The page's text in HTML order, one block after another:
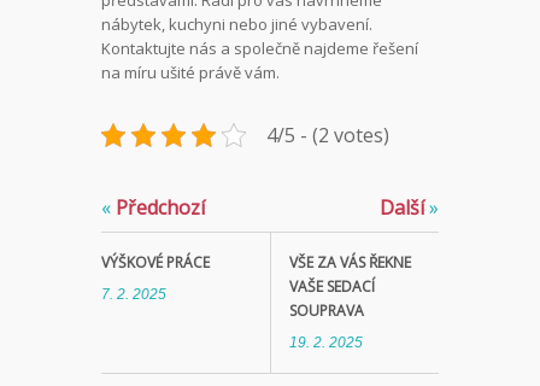
nábytek, kuchyni nebo jiné vybavení.
Kontaktujte nás a společně najdeme řešení
na míru ušité právě vám.
4/5 - (2 votes)
« Předchozí
VÝŠKOVÉ PRÁCE
7. 2. 2025
Další»
VŠE ZA VÁS ŘEKNE
VAŠE SEDACÍ
SOUPRAVA
19. 2. 2025